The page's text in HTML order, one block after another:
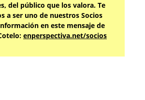
del público que los valora. Te
a ser uno de nuestros Socios
en este mensaje de
enperspectiva.net/socios